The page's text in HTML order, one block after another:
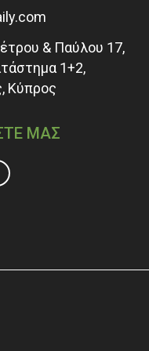
& Παύλου 17,
1+2,
Κύπρος
ΜΑΣ